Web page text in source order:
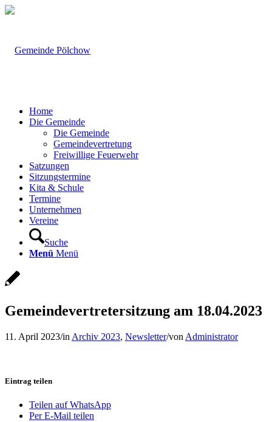
Home
Die Gemeinde
Die Gemeinde
Gemeindevertretung
Freiwillige Feuerwehr
Satzungen
Sitzungstermine
Kita & Schule
Termine
Unternehmen
Vereine
Suche
Menü Menü
Gemeindevertretersitzung am 18.04.2023
11. April 2023/in Archiv 2023, Newsletter/von Administrator
Eintrag teilen
Teilen auf WhatsApp
Per E-Mail teilen